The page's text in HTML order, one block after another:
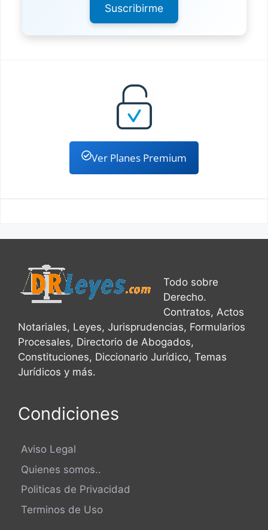
Suscribirme
Ver Planes Premium
Todo sobre
Derecho.
Contratos, Actos
Notariales, Leyes, Jurisprudencias, Formularios
Procesales, Directorio de Abogados,
Constituciones, Diccionario Jurídico, Temas
Jurídicos y más.
Condiciones
Aviso Legal
Quienes somos..
Politicas de Privacidad
Terminos de Uso